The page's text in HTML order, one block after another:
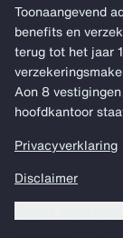
Toonaangevend
benefits en
terug tot het jaar
Aon 8
hoofdkantoor
Privacyverklaring
Disclaimer